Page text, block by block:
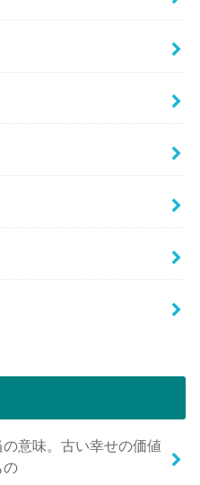
の意味。古い幸せの価値
の